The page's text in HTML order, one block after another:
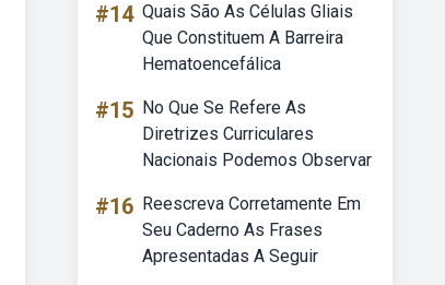
#14 Quais São As Células Gliais
Que Constituem A Barreira
Hematoencefálica
#15 No Que Se Refere As
Diretrizes Curriculares
Nacionais Podemos Observar
#16 Reescreva Corretamente Em
Seu Caderno As Frases
Apresentadas A Seguir